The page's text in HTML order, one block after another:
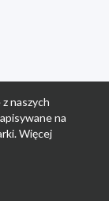
naszych
na
Więcej